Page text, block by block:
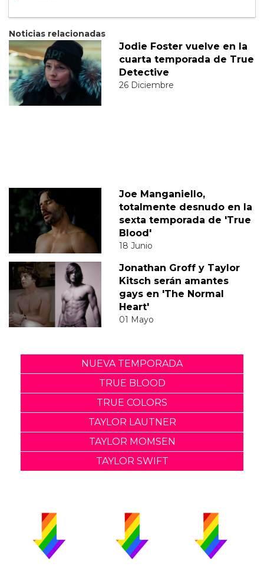
Noticias relacionadas
Jodie Foster vuelve en la
cuarta temporada de True
Detective
26 Diciembre
Joe Manganiello,
totalmente desnudo en la
sexta temporada de 'True
Blood'
18 Junio
Jonathan Groff y Taylor
Kitsch serán amantes
gays en 'The Normal
Heart'
01 Mayo
NUEVA TEMPORADA
TRUE BLOOD
TRUE COLORS
TAYLOR LAUTNER
TAYLOR MOMSEN
TAYLOR SWIFT